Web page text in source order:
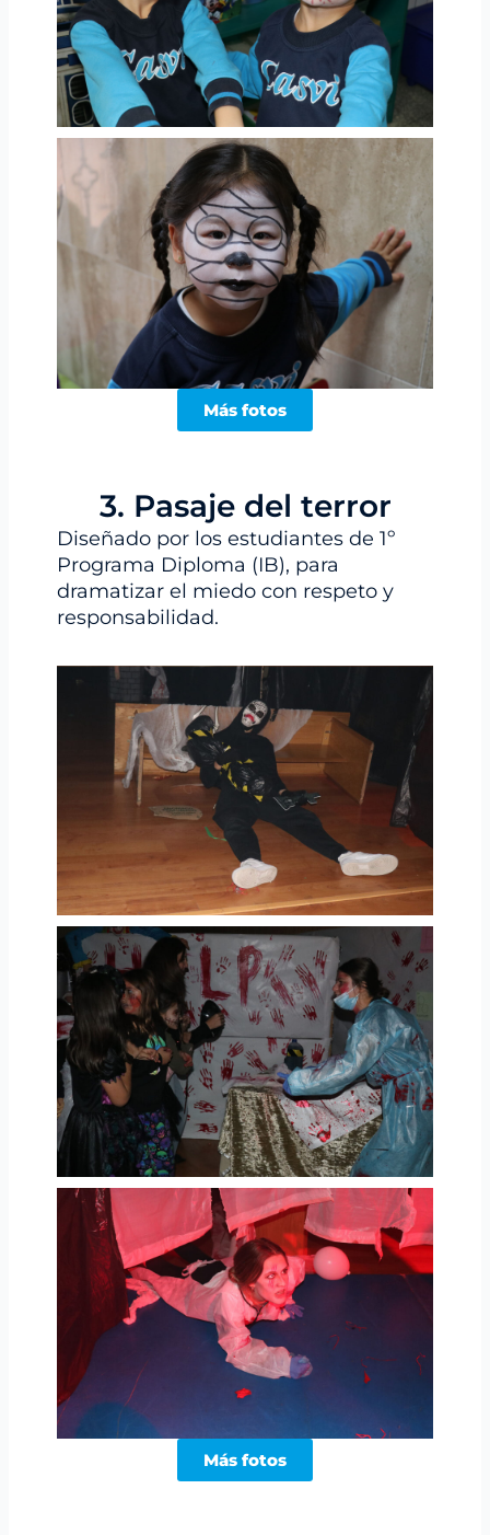
Más fotos
3. Pasaje del terror
Diseñado por los estudiantes de 1º
Programa Diploma (IB), para
dramatizar el miedo con respeto y
responsabilidad.
Más fotos